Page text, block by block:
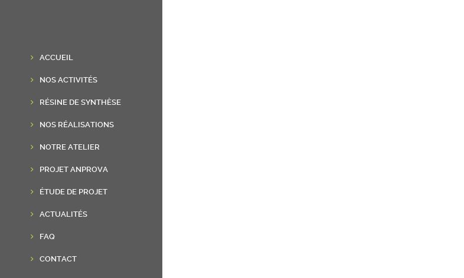
ACCUEIL
NOS ACTIVITÉS
RÉSINE DE SYNTHÈSE
NOS RÉALISATIONS
NOTRE ATELIER
PROJET ANPROVA
ÉTUDE DE PROJET
ACTUALITÉS
FAQ
CONTACT